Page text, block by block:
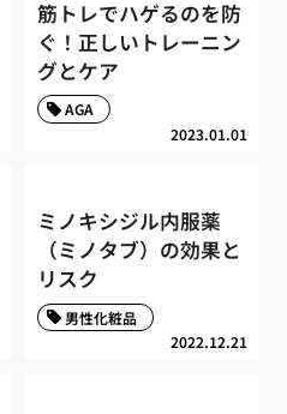
筋トレでハゲるのを防
ぐ！正しいトレーニン
グとケア
2023.01.01
AGA
ミノキシジル内服薬
（ミノタブ）の効果と
リスク
2022.12.21
男性化粧品